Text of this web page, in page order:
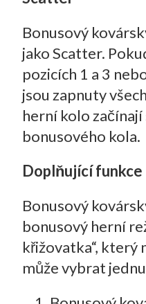
Bonusový
jako Scatter.
pozicích 1 a 3
jsou zapnuty
herní kolo
bonusového kola.
Doplňující funkce
Bonusový
bonusový herní
křižovatka“, který
může vybrat